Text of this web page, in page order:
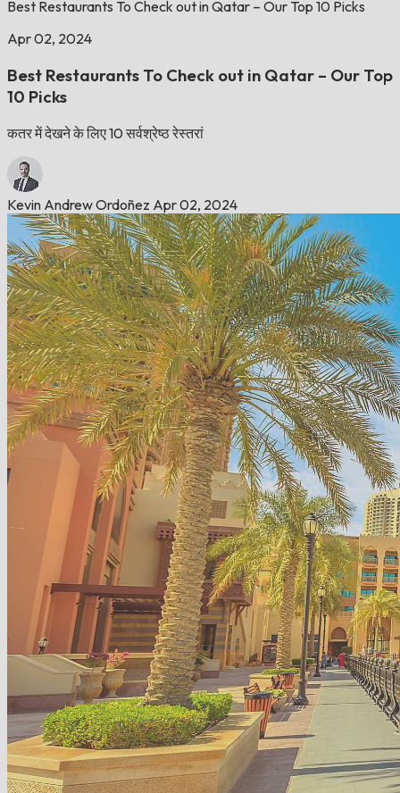
Best Restaurants To Check out in Qatar – Our Top 10 Picks
Apr 02, 2024
Best Restaurants To Check out in Qatar – Our Top
10 Picks
कतर में देखने के लिए 10 सर्वश्रेष्ठ रेस्तरां
Kevin Andrew Ordoñez Apr 02, 2024